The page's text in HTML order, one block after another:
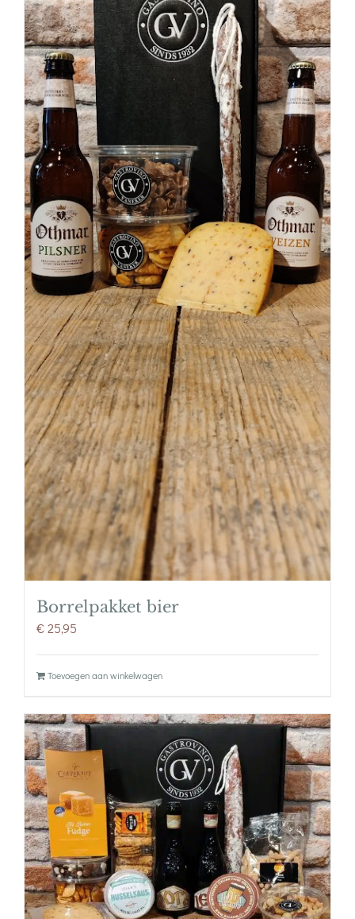
Borrelpakket bier
€25,95
Toevoegen aan winkelwagen